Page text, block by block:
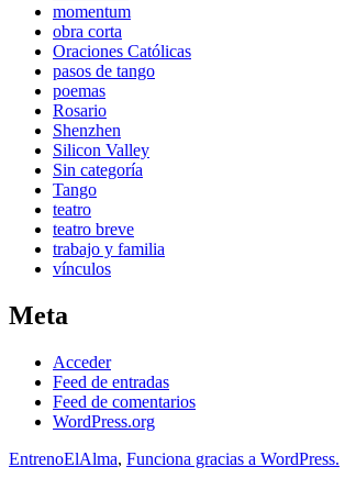
momentum
obra corta
Oraciones Católicas
pasos de tango
poemas
Rosario
Shenzhen
Silicon Valley
Sin categoría
Tango
teatro
teatro breve
trabajo y familia
vínculos
Meta
Acceder
Feed de entradas
Feed de comentarios
WordPress.org
EntrenoElAlma, Funciona gracias a WordPress.